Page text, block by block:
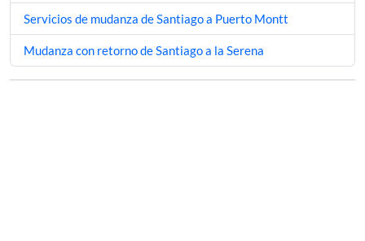
Servicios de mudanza de Santiago a Puerto Montt
Mudanza con retorno de Santiago a la Serena